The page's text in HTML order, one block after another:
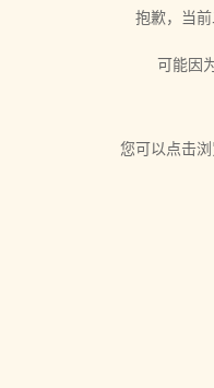
抱歉，当
可能因
您可以点击